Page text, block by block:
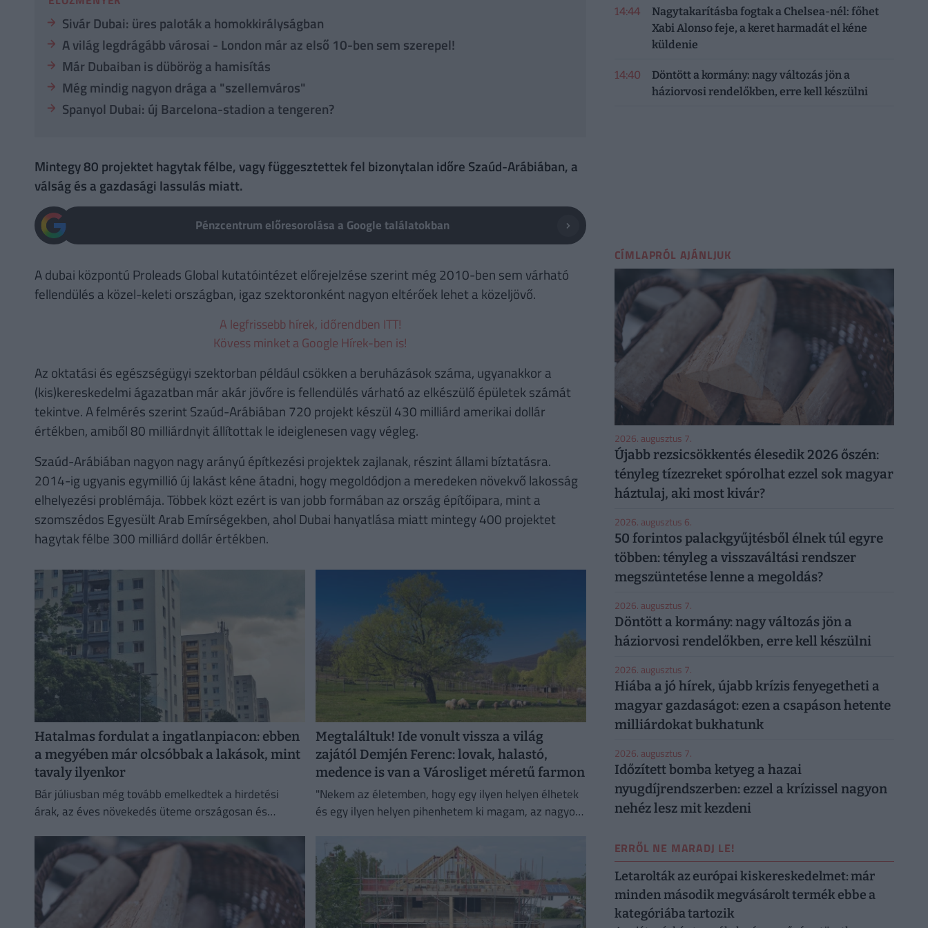
Sivár Dubai: üres paloták a homokkirályságban
A világ legdrágább városai - London már az első 10-ben sem szerepel!
Már Dubaiban is dübörög a hamisítás
Még mindig nagyon drága a "szellemváros"
Spanyol Dubai: új Barcelona-stadion a tengeren?
Mintegy 80 projektet hagytak félbe, vagy függesztettek fel bizonytalan időre Szaúd-Arábiában, a
válság és a gazdasági lassulás miatt.
Pénzcentrum előresorolása a Google találatokban
A dubai központú Proleads Global kutatóintézet előrejelzése szerint még 2010-ben sem várható
fellendülés a közel-keleti országban, igaz szektoronként nagyon eltérőek lehet a közeljövő.
A legfrissebb hírek, időrendben ITT!
Kövess minket a Google Hírek-ben is!
Az oktatási és egészségügyi szektorban például csökken a beruházások száma, ugyanakkor a
(kis)kereskedelmi ágazatban már akár jövőre is fellendülés várható az elkészülő épületek számát
tekintve. A felmérés szerint Szaúd-Arábiában 720 projekt készül 430 milliárd amerikai dollár
értékben, amiből 80 milliárdnyit állítottak le ideiglenesen vagy végleg.
Szaúd-Arábiában nagyon nagy arányú építkezési projektek zajlanak, részint állami bíztatásra.
2014-ig ugyanis egymillió új lakást kéne átadni, hogy megoldódjon a meredeken növekvő lakosság
elhelyezési problémája. Többek közt ezért is van jobb formában az ország építőipara, mint a
szomszédos Egyesült Arab Emírségekben, ahol Dubai hanyatlása miatt mintegy 400 projektet
hagytak félbe 300 milliárd dollár értékben.
Hatalmas fordulat a ingatlanpiacon: ebben
a megyében már olcsóbbak a lakások, mint
tavaly ilyenkor
Bár júliusban még tovább emelkedtek a hirdetési
árak, az éves növekedés üteme országosan és
Megtaláltuk! Ide vonult vissza a világ
zajától Demjén Ferenc: lovak, halastó,
medence is van a Városliget méretű farmon
"Nekem az életemben, hogy egy ilyen helyen élhetek
és egy ilyen helyen pihenhetem ki magam, az nagyon
a természetbe."
14:44
Nagytakarításba fogtak a Chelsea-nél: főhet
Xabi Alonso feje, a keret harmadát el kéne
küldenie
14:40
Döntött a kormány: nagy változás jön a
háziorvosi rendelőkben, erre kell készülni
CÍMLAPRÓL AJÁNLJUK
2026. augusztus 7.
Újabb rezsicsökkentés élesedik 2026 őszén:
tényleg tízezreket spórolhat ezzel sok magyar
háztulaj, aki most kivár?
2026. augusztus 6.
50 forintos palackgyűjtésből élnek túl egyre
többen: tényleg a visszaváltási rendszer
megszüntetése lenne a megoldás?
2026. augusztus 7.
Döntött a kormány: nagy változás jön a
háziorvosi rendelőkben, erre kell készülni
2026. augusztus 7.
Hiába a jó hírek, újabb krízis fenyegetheti a
magyar gazdaságot: ezen a csapáson hetente
milliárdokat bukhatunk
2026. augusztus 7.
Időzített bomba ketyeg a hazai
nyugdíjrendszerben: ezzel a krízissel nagyon
nehéz lesz mit kezdeni
ERRŐL NE MARADJ LE!
Letarolták az európai kiskereskedelmet: már
minden második megvásárolt termék ebbe a
kategóriába tartozik